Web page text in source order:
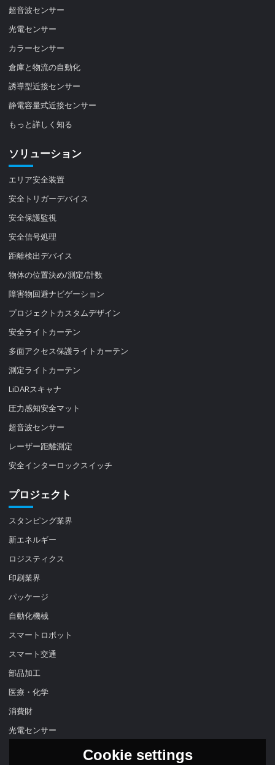
超音波センサー
光電センサー
カラーセンサー
倉庫と物流の自動化
誘導型近接センサー
静電容量式近接センサー
もっと詳しく知る
ソリューション
エリア安全装置
安全トリガーデバイス
安全保護監視
安全信号処理
距離検出デバイス
物体の位置決め/測定/計数
障害物回避ナビゲーション
プロジェクトカスタムデザイン
安全ライトカーテン
多面アクセス保護ライトカーテン
測定ライトカーテン
LiDARスキャナ
圧力感知安全マット
超音波センサー
レーザー距離測定
安全インターロックスイッチ
プロジェクト
スタンピング業界
新エネルギー
ロジスティクス
印刷業界
パッケージ
自動化機械
スマートロボット
スマート交通
部品加工
医療・化学
消費財
光電センサー
Cookie settings